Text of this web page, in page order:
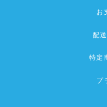
お
配
特定
プ